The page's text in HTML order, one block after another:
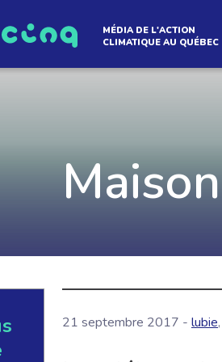
média qui
SAVOIR +
MÉDIA DE L'ACTION
CLIMATIQUE AU QUÉBEC
21 septembre 2017 - lubie,